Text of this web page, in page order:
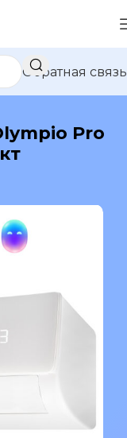
Обратная связь
Pro